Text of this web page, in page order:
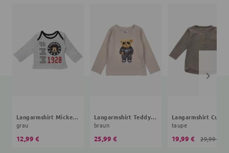
Langarmshirt Mickey Mouse
grau
12,99 €
Langarmshirt Teddybär
braun
25,99 €
taupe
19,99 € 29,99 €